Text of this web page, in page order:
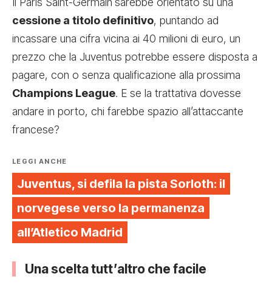
cessione a titolo definitivo, puntando ad
incassare una cifra vicina ai 40 milioni di euro, un
prezzo che la Juventus potrebbe essere disposta a
pagare, con o senza qualificazione alla prossima
Champions League. E se la trattativa dovesse
andare in porto, chi farebbe spazio all’attaccante
francese?
LEGGI ANCHE
Juventus, si defila la pista Sorloth: il
norvegese verso la permanenza
all’Atletico Madrid
Una scelta tutt’altro che facile